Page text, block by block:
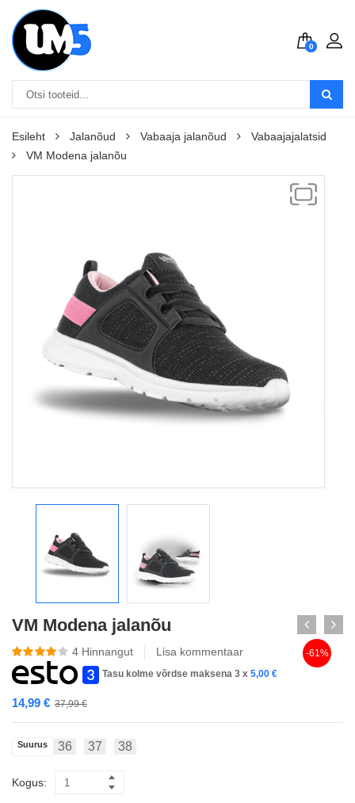
0
Esileht Jalanõud Vabaaja jalanõud
Vabaajajalatsid
VM Modena jalanõu
VM Modena jalanõu
4 Hinnangut Lisa kommentaar
Tasu kolme võrdse maksena 3 x 5,00 €
37,99€
14,99 €
-61%
Suurus 36 37 38
Kogus: